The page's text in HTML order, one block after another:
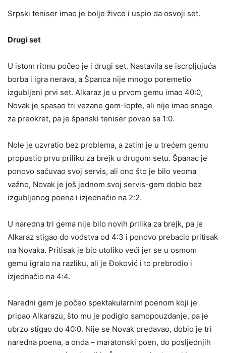
Srpski teniser imao je bolje živce i uspio da osvoji set.
Drugi set
U istom ritmu počeo je i drugi set. Nastavila se iscrpljujuća
borba i igra nerava, a Španca nije mnogo poremetio
izgubljeni prvi set. Alkaraz je u prvom gemu imao 40:0,
Novak je spasao tri vezane gem-lopte, ali nije imao snage
za preokret, pa je španski teniser poveo sa 1:0.
Nole je uzvratio bez problema, a zatim je u trećem gemu
propustio prvu priliku za brejk u drugom setu. Španac je
ponovo sačuvao svoj servis, ali ono što je bilo veoma
važno, Novak je još jednom svoj servis-gem dobio bez
izgubljenog poena i izjednačio na 2:2.
U naredna tri gema nije bilo novih prilika za brejk, pa je
Alkaraz stigao do vođstva od 4:3 i ponovo prebacio pritisak
na Novaka. Pritisak je bio utoliko veći jer se u osmom
gemu igralo na razliku, ali je Đoković i to prebrodio i
izjednačio na 4:4.
Naredni gem je počeo spektakularnim poenom koji je
pripao Alkarazu, što mu je podiglo samopouzdanje, pa je
ubrzo stigao do 40:0. Nije se Novak predavao, dobio je tri
naredna poena, a onda – maratonski poen, do posljednjih